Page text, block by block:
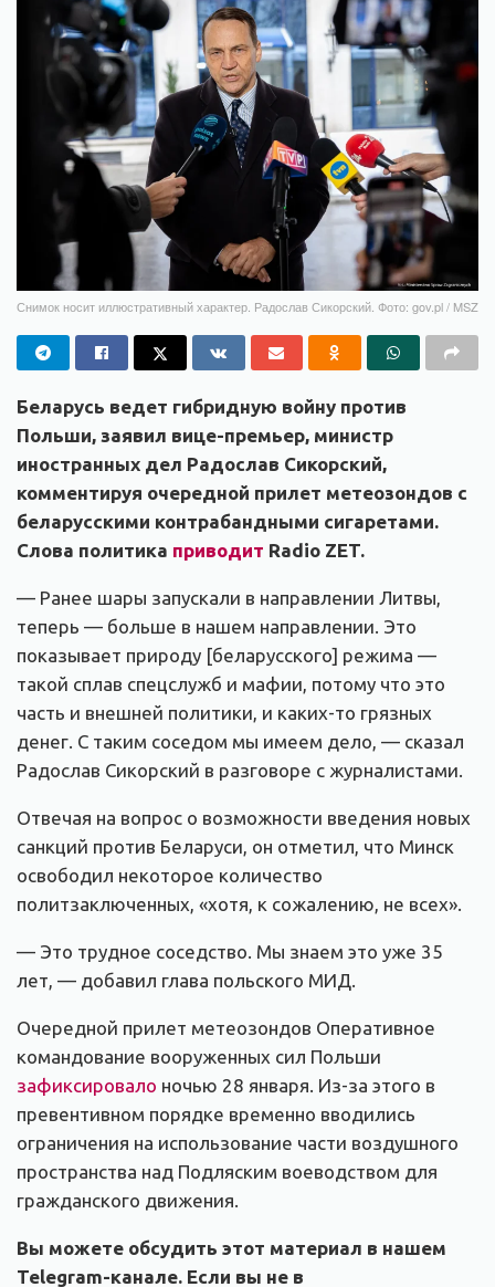
Снимок носит иллюстративный характер. Радослав Сикорский. Фото: gov.pl / MSZ
Беларусь ведет гибридную войну против
Польши, заявил вице-премьер, министр
иностранных дел Радослав Сикорский,
комментируя очередной прилет метеозондов с
беларусскими контрабандными сигаретами.
Слова политика приводит Radio ZET.
— Ранее шары запускали в направлении Литвы,
теперь — больше в нашем направлении. Это
показывает природу [беларусского] режима —
такой сплав спецслужб и мафии, потому что это
часть и внешней политики, и каких-то грязных
денег. С таким соседом мы имеем дело, — сказал
Радослав Сикорский в разговоре с журналистами.
Отвечая на вопрос о возможности введения новых
санкций против Беларуси, он отметил, что Минск
освободил некоторое количество
политзаключенных, «хотя, к сожалению, не всех».
— Это трудное соседство. Мы знаем это уже 35
лет, — добавил глава польского МИД.
Очередной прилет метеозондов Оперативное
командование вооруженных сил Польши
зафиксировало ночью 28 января. Из-за этого в
превентивном порядке временно вводились
ограничения на использование части воздушного
пространства над Подляским воеводством для
гражданского движения.
Вы можете обсудить этот материал в нашем
Telegram-канале. Если вы не в